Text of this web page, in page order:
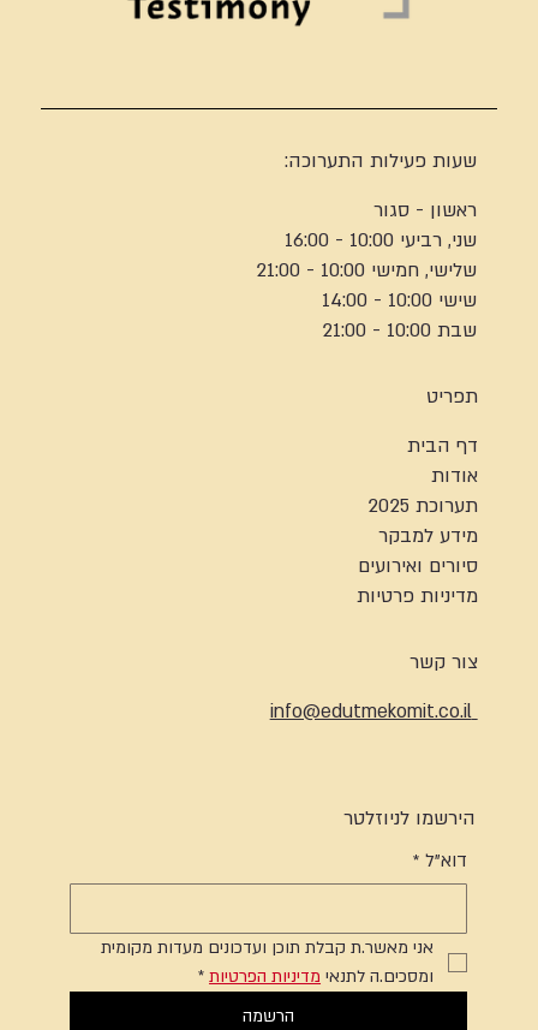
שעות פעילות התערוכה:
ראשון - סגור
שני, רביעי 10:00 - 16:00
שלישי, חמישי 10:00 - 21:00
שישי 10:00 - 14:00
שבת 10:00 - 21:00
תפריט
דף הבית
אודות
תערוכת 2025
מידע למבקר
סיורים ואירועים
מדיניות פרטיות
צור קשר
info@edutmekomit.co.il
הירשמו לניוזלטר
דוא"ל *
אני מאשר.ת קבלת תוכן ועדכונים מעדות מקומית
ומסכים.ה לתנאי מדיניות הפרטיות *
הרשמה